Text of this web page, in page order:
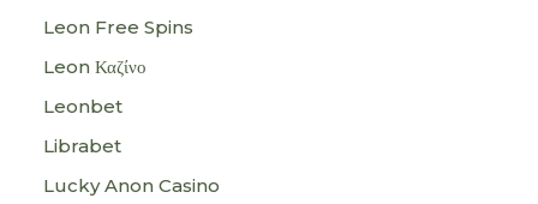
Leon Free Spins
Leon Καζίνο
Leonbet
Librabet
Lucky Anon Casino